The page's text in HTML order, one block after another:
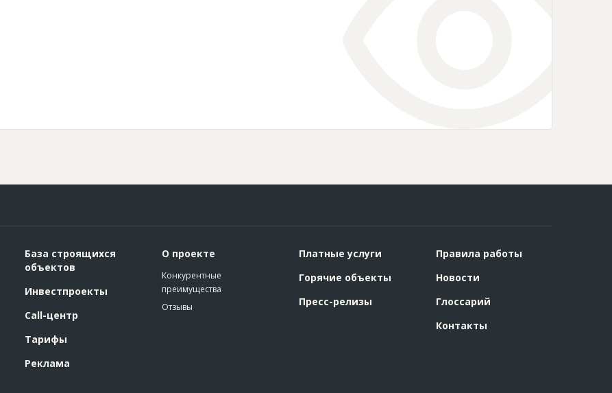
База строящихся
объектов
Инвестпроекты
Call-центр
Тарифы
Реклама
О проекте
Конкурентные
преимущества
Отзывы
Платные услуги
Горячие объекты
Пресс-релизы
Правила работы
Новости
Глоссарий
Контакты